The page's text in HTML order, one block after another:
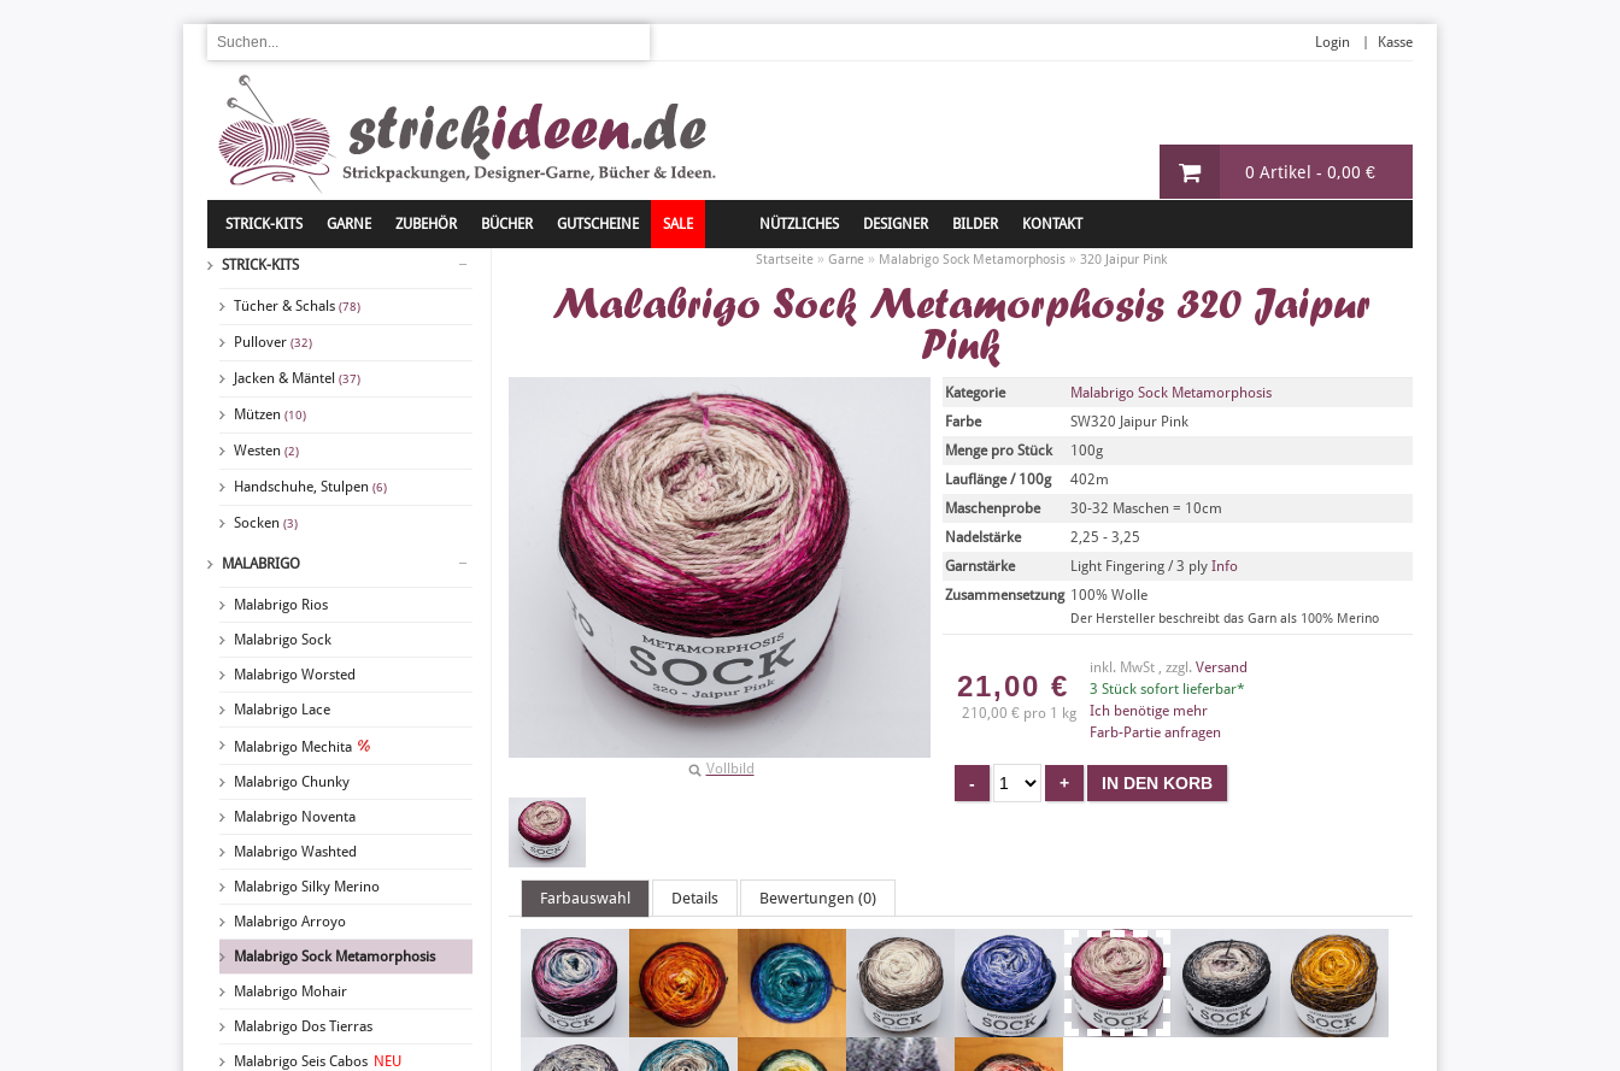
0 Artikel - 0,00 €
Login Kasse
STRICK-KITS GARNE ZUBEHÖR BÜCHER GUTSCHEINE SALE NÜTZLICHES DESIGNER BILDER KONTAKT
STRICK-KITS
Tücher & Schals (78)
Pullover (32)
Jacken & Mäntel (37)
Mützen (10)
Westen (2)
Handschuhe, Stulpen (6)
Socken (3)
MALABRIGO
Malabrigo Rios
Malabrigo Sock
Malabrigo Worsted
Malabrigo Lace
Malabrigo Mechita
Malabrigo Chunky
Malabrigo Noventa
Malabrigo Washted
Malabrigo Silky Merino
Malabrigo Arroyo
Malabrigo Sock Metamorphosis
Malabrigo Mohair
Malabrigo Dos Tierras
Malabrigo Seis Cabos NEU
Startseite» Garne» Malabrigo Sock Metamorphosis» 320 Jaipur Pink
Malabrigo Sock Metamorphosis 320 Jaipur
Pink
Vollbild
Kategorie
Malabrigo Sock Metamorphosis
Farbe
SW320 Jaipur Pink
Menge pro Stück
100g
Lauflänge / 100g
402m
Maschenprobe
30-32 Maschen = 10cm
Nadelstärke
2,25 - 3,25
Garnstärke
Light Fingering / 3 ply Info
Zusammensetzung 100% Wolle
Der Hersteller beschreibt das Garn als 100% Merino
21,00 €
210,00 € pro 1 kg
inkl. MwSt , zzgl. Versand
3 Stück sofort lieferbar*
Ich benötige mehr
Farb-Partie anfragen
Farbauswahl Details Bewertungen (0)